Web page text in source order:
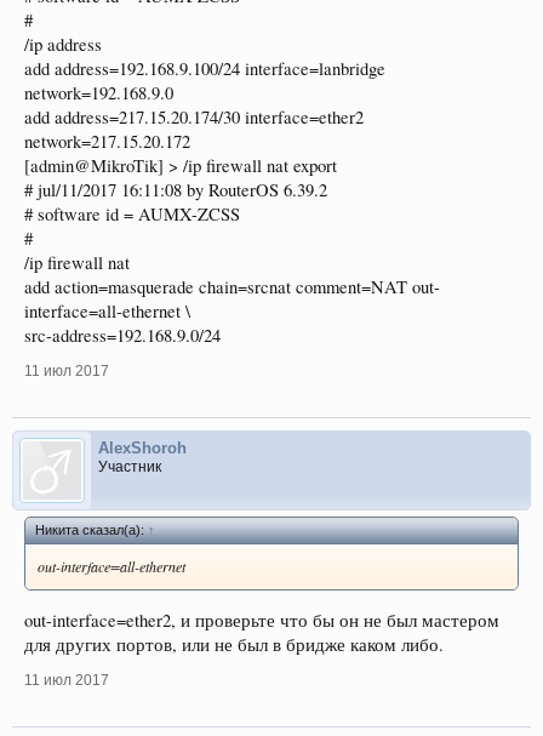
#
/ip address
add address=192.168.9.100/24 interface=lanbridge
network=192.168.9.0
add address=217.15.20.174/30 interface=ether2
network=217.15.20.172
[admin@MikroTik] > /ip firewall nat export
# jul/11/2017 16:11:08 by RouterOS 6.39.2
# software id = AUMX-ZCSS
#
/ip firewall nat
add action=masquerade chain=srcnat comment=NAT out-
interface=all-ethernet \
src-address=192.168.9.0/24
11 июл 2017
AlexShoroh
Участник
Никита сказал(а):↑
out-interface=all-ethernet
out-interface=ether2, и проверьте что бы он не был мастером
для других портов, или не был в бридже каком либо.
11 июл 2017